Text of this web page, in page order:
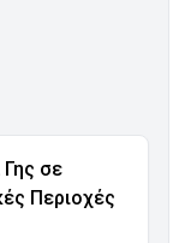
Γης σε
Περιοχές